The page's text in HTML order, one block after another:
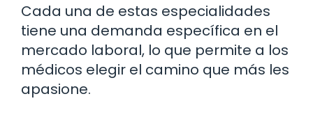
Cada una de estas especialidades
tiene una demanda específica en el
mercado laboral, lo que permite a los
médicos elegir el camino que más les
apasione.